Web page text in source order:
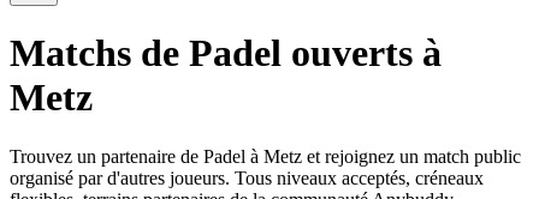
Matchs de Padel ouverts à
Metz
Trouvez un partenaire de Padel à Metz et rejoignez un match public
organisé par d'autres joueurs. Tous niveaux acceptés, créneaux